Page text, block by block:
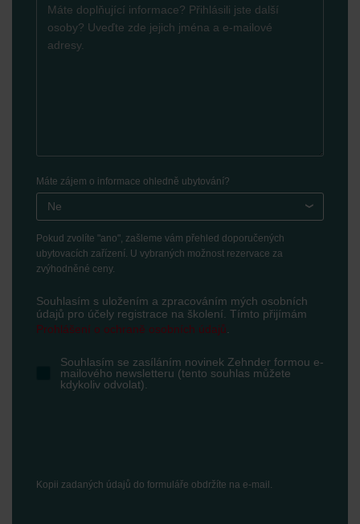
Ne
Pokud zvolíte "ano", zašleme vám přehled doporučených
ubytovacích zařízení. U vybraných možnost rezervace za
zvýhodněné ceny.
Máte zájem o informace ohledně ubytování?
Souhlasím s uložením a zpracováním mých osobních
údajů pro účely registrace na školení. Tímto přijímám
Prohlášení o ochraně osobních údajů
Souhlasím se zasíláním novinek Zehnder formou e-
mailového newsletteru (tento souhlas můžete
kdykoliv odvolat).
Kopii zadaných údajů do formuláře obdržíte na e-mail.